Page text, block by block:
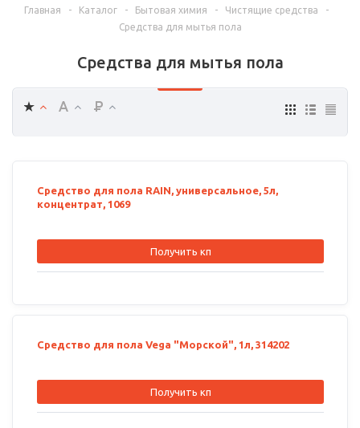
Главная - Каталог - Бытовая химия - Чистящие средства
-
Средства для мытья пола
Средства для мытья пола
Средство для пола RAIN, универсальное, 5л,
концентрат, 1069
Получить кп
Средство для пола Vega "Морской", 1л, 314202
Получить кп